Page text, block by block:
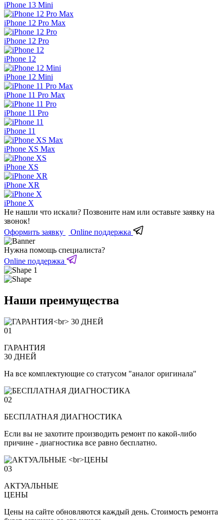
iPhone 13 Mini
iPhone 12 Pro Max
iPhone 12 Pro
iPhone 12
iPhone 12 Mini
iPhone 11 Pro Max
iPhone 11 Pro
iPhone 11
iPhone XS Max
iPhone XS
iPhone XR
iPhone X
Не нашли что искали? Позвоните нам или оставьте заявку на
звонок!
Оформить заявку
Online поддержка
Нужна помощь специалиста?
Online поддержка
Наши преимущества
01
ГАРАНТИЯ
30 ДНЕЙ
На все комплектующие со статусом "аналог оригинала"
02
БЕСПЛАТНАЯ ДИАГНОСТИКА
Если вы не захотите производить ремонт по какой-либо
причине - диагностика все равно бесплатно.
03
АКТУАЛЬНЫЕ
ЦЕНЫ
Цены на сайте обновляются каждый день. Стоимость ремонта